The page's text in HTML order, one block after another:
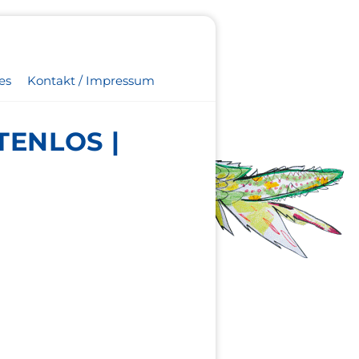
Kontakt / Impressum
|